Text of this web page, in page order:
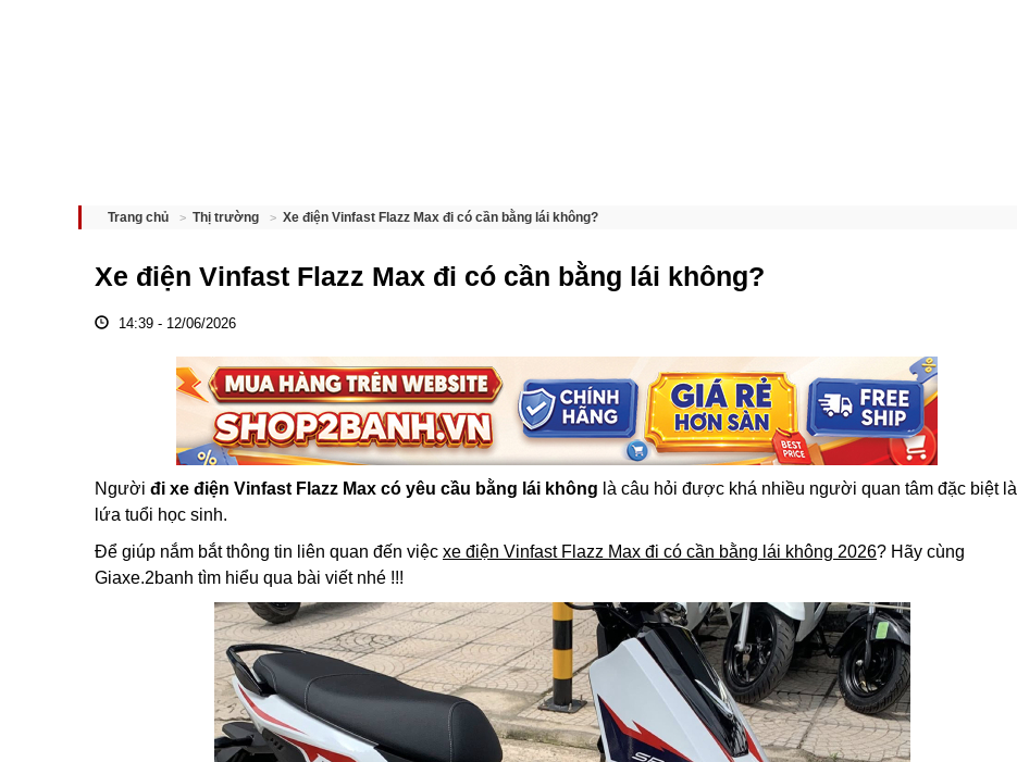
Trang chủ Thị trường Xe điện Vinfast Flazz Max đi có cần bằng lái không?
Xe điện Vinfast Flazz Max đi có cần bằng lái không?
14:39 - 12/06/2026
Người đi xe điện Vinfast Flazz Max có yêu cầu bằng lái không là câu hỏi được khá nhiều người quan tâm đặc biệt là
lứa tuổi học sinh.
Để giúp nắm bắt thông tin liên quan đến việc xe điện Vinfast Flazz Max đi có cần bằng lái không 2026? Hãy cùng
Giaxe.2banh tìm hiểu qua bài viết nhé !!!